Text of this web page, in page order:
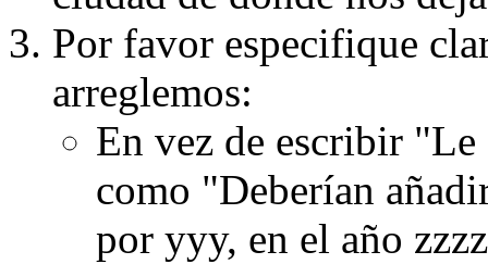
Por favor especifique
arreglemos:
En vez de escribir
como "Deberían
por yyy, en el año